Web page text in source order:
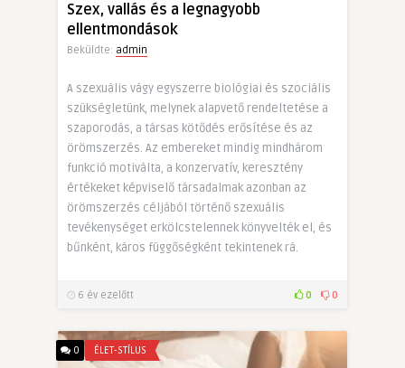
Szex, vallás és a legnagyobb
ellentmondások
Beküldte: admin
A szexuális vágy egyszerre biológiai és szociális
szükségletünk, melynek alapvető rendeltetése a
szaporodás, a társas kötődés erősítése és az
örömszerzés. Az embereket mindig mindhárom
funkció motiválta, a konzervatív, keresztény
értékeket képviselő társadalmak azonban az
örömszerzés céljából történő szexuális
tevékenységet erkölcstelennek könyvelték el, és
bűnként, káros függőségként tekintenek rá.
6 év ezelőtt 0 0
0 ÉLET-STÍLUS